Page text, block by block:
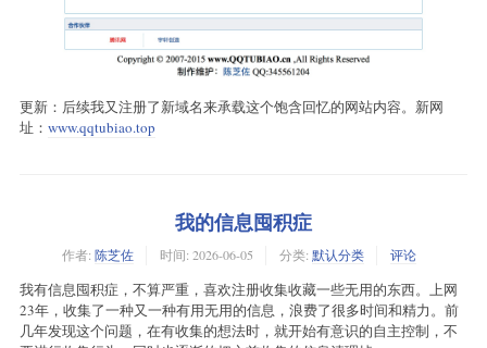
更新：后续我又注册了新域名来承载这个饱含回忆的网站内容。新网
址： www.qqtubiao.top
我的信息囤积症
作者: 陈芝佐 时间: 2026-06-05 分类: 默认分类 评论
我有信息囤积症，不算严重，喜欢注册收集收藏一些无用的东西。上网
23年，收集了一种又一种有用无用的信息，浪费了很多时间和精力。前
几年发现这个问题，在有收集的想法时，就开始有意识的自主控制，不